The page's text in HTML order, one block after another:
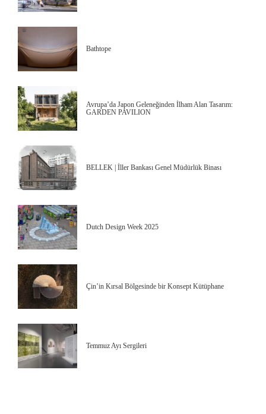
Bathtope
Avrupa’da Japon Geleneğinden İlham Alan Tasarım:
GARDEN PAVILION
BELLEK | İller Bankası Genel Müdürlük Binası
Dutch Design Week 2025
Çin’in Kırsal Bölgesinde bir Konsept Kütüphane
Temmuz Ayı Sergileri